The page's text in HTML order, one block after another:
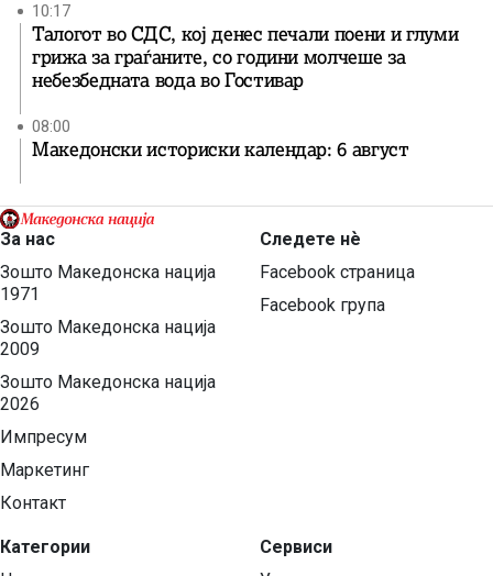
10:17
Талогот во СДС, кој денес печали поени и глуми
грижа за граѓаните, со години молчеше за
небезбедната вода во Гостивар
08:00
Македонски историски календар: 6 август
За нас
Зошто Македонска нација
1971
Зошто Македонска нација
2009
Зошто Македонска нација
2026
Импресум
Маркетинг
Контакт
Категории
Следете нѐ
Facebook страница
Facebook група
Сервиси